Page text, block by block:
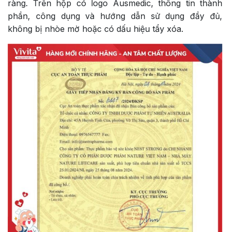
ràng. Trên hộp có logo Ausmedic, thông tin thành
phần, công dụng và hướng dẫn sử dụng đầy đủ,
không bị nhòe mờ hoặc có dấu hiệu tẩy xóa.